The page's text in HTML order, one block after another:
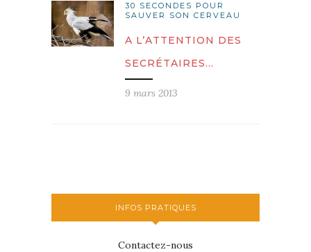
30 SECONDES POUR
SAUVER SON CERVEAU
A L’ATTENTION DES
SECRÉTAIRES…
9 mars 2013
INFOS PRATIQUES
Contactez-nous